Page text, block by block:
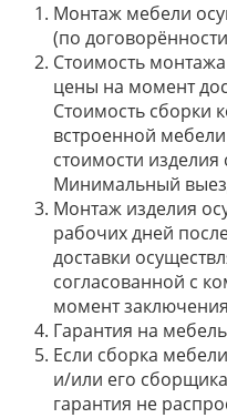
Монтаж мебели
(по
Стоимость
цены на момент
Стоимость сборки
встроенной
стоимости изделия
Минимальный
Монтаж изделия
рабочих дней
доставки
согласованной с
момент
Гарантия на
Если сборка
и/или его
гарантия не